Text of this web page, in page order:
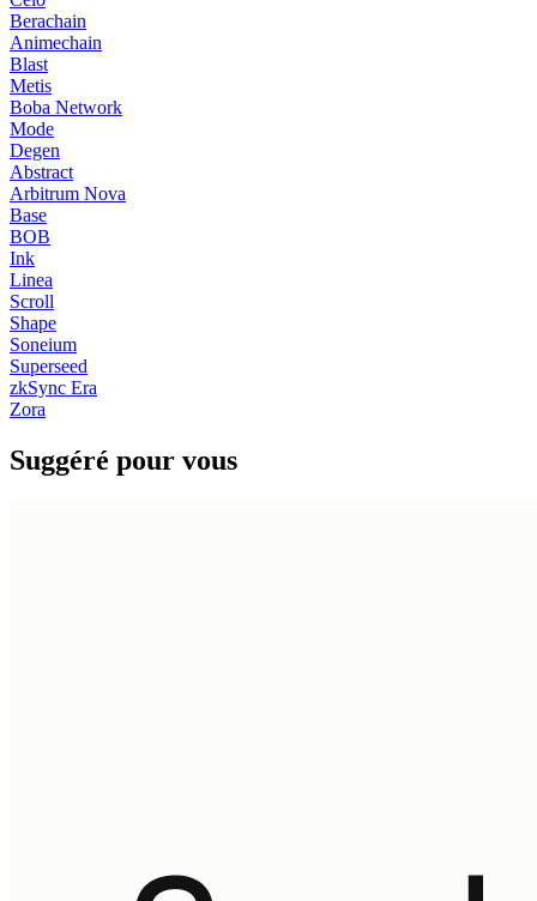
Berachain
Animechain
Blast
Metis
Boba Network
Mode
Degen
Abstract
Arbitrum Nova
Base
BOB
Ink
Linea
Scroll
Shape
Soneium
Superseed
zkSync Era
Zora
Suggéré pour vous